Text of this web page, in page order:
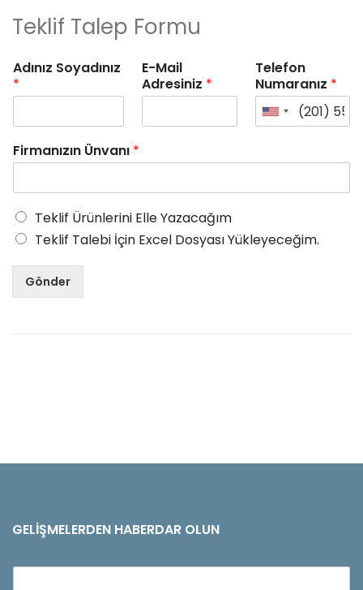
Teklif Talep Formu
Adınız Soyadınız
*
E-Mail
Adresiniz *
Telefon
Numaranız *
Firmanızın Ünvanı *
Teklif Ürünlerini Elle Yazacağım
Teklif Talebi İçin Excel Dosyası Yükleyeceğim.
Gönder
GELIŞMELERDEN HABERDAR OLUN